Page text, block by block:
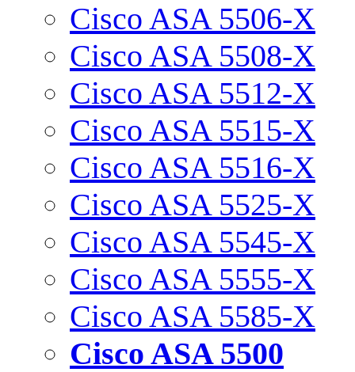
Cisco ASA 5506-X
Cisco ASA 5508-X
Cisco ASA 5512-X
Cisco ASA 5515-X
Cisco ASA 5516-X
Cisco ASA 5525-X
Cisco ASA 5545-X
Cisco ASA 5555-X
Cisco ASA 5585-X
Cisco ASA 5500